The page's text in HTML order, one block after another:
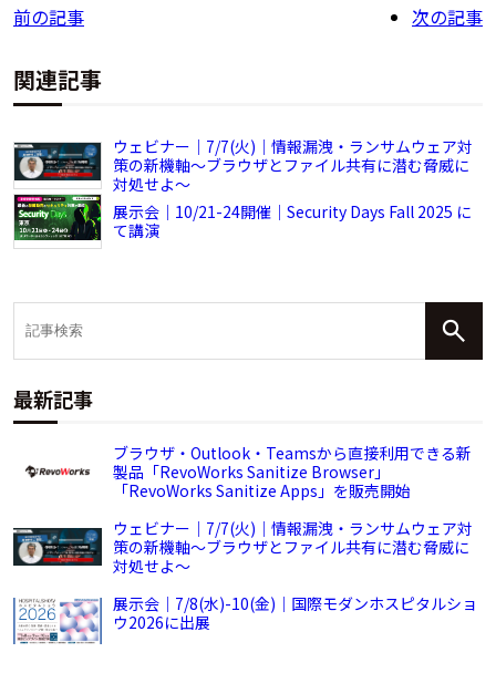
前の記事 次の記事
関連記事
ウェビナー｜7/7(火)｜情報漏洩・ランサムウェア対
策の新機軸～ブラウザとファイル共有に潜む脅威に
対処せよ～
展示会｜10/21-24開催｜Security Days Fall 2025 に
て講演
最新記事
ブラウザ・Outlook・Teamsから直接利用できる新
製品「RevoWorks Sanitize Browser」
「RevoWorks Sanitize Apps」を販売開始
ウェビナー｜7/7(火)｜情報漏洩・ランサムウェア対
策の新機軸～ブラウザとファイル共有に潜む脅威に
対処せよ～
展示会｜7/8(水)-10(金)｜国際モダンホスピタルショ
ウ2026に出展